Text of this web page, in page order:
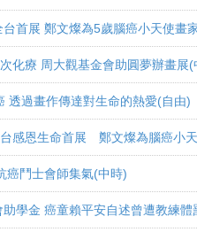
首展 鄭文燦為5歲腦癌小天使畫
化療 周大觀基金會助圓夢辦畫展
透過畫作傳達對生命的熱愛(自由)
感恩生命首展 鄭文燦為腦癌小
癌鬥士會師集氣(中時)
學金 癌童賴平安自述曾遭教練體